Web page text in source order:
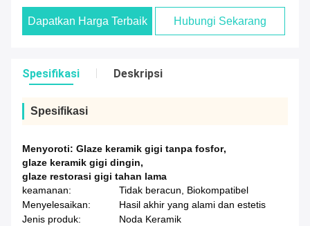
Dapatkan Harga Terbaik Hubungi Sekarang
Spesifikasi Deskripsi
Spesifikasi
Menyoroti: Glaze keramik gigi tanpa fosfor,
glaze keramik gigi dingin,
glaze restorasi gigi tahan lama
keamanan:
Tidak beracun, Biokompatibel
Menyelesaikan:
Hasil akhir yang alami dan estetis
Jenis produk:
Noda Keramik